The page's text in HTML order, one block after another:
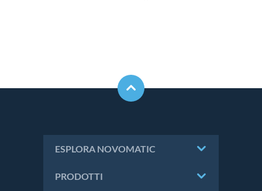
ESPLORA NOVOMATIC
PRODOTTI